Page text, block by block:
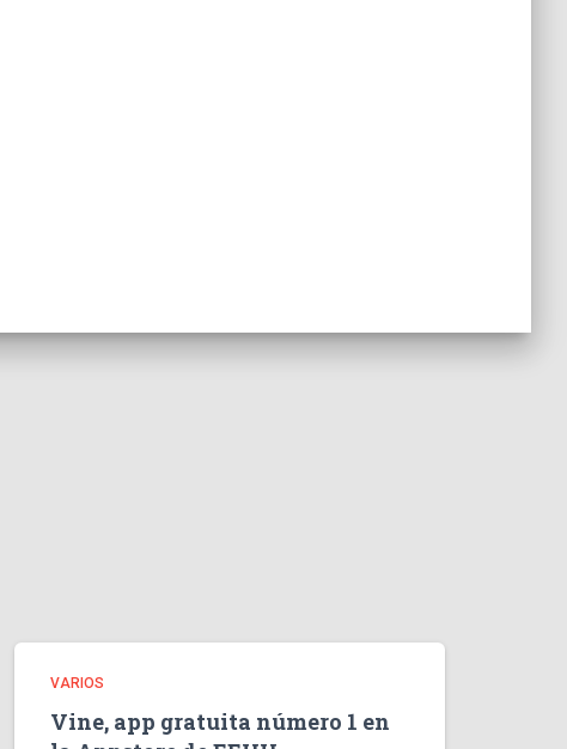
VARIOS
Vine, app gratuita número 1 en